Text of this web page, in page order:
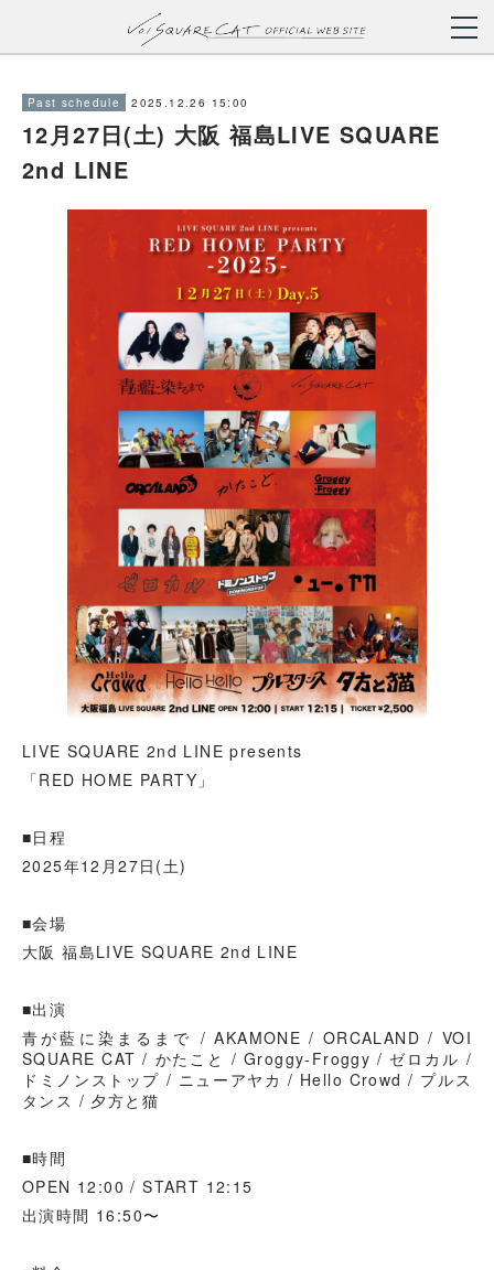
Past schedule 2025.12.26 15:00
12月27日(土) 大阪 福島LIVE SQUARE
2nd LINE
LIVE SQUARE 2nd LINE presents
「RED HOME PARTY」
■日程
2025年12月27日(土)
■会場
大阪 福島LIVE SQUARE 2nd LINE
■出演
青が藍に染まるまで / AKAMONE / ORCALAND / VOI
SQUARE CAT / かたこと / Groggy-Froggy / ゼロカル /
ドミノンストップ / ニューアヤカ / Hello Crowd / プルス
タンス / 夕方と猫
■時間
OPEN 12:00 / START 12:15
出演時間 16:50〜